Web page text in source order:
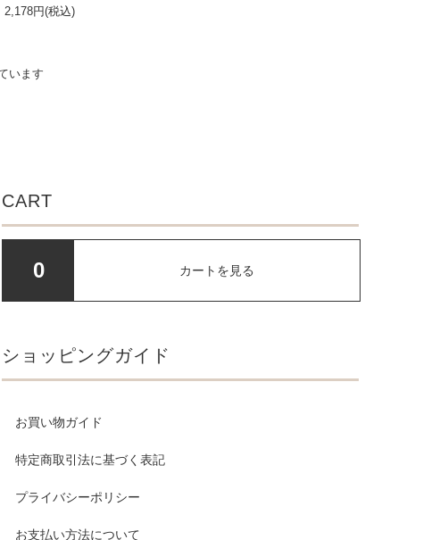
2,178円(税込)
います
CART
0 カートを見る
ショッピングガイド
お買い物ガイド
特定商取引法に基づく表記
プライバシーポリシー
お支払い方法について